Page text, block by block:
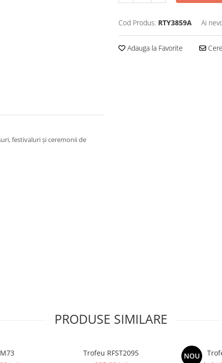
Cod Produs: RTY3859A Ai
Adauga la Favorite
festivaluri și ceremonii de
PRODUSE SIMILARE
Trofeu RFST2095
NOU